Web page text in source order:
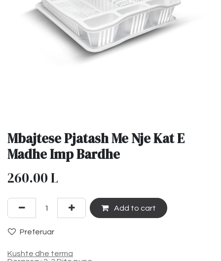
Mbajtese Pjatash Me Nje Kat E
Madhe Imp Bardhe
260.00L
Add to cart
Preferuar
Kushte dhe terma